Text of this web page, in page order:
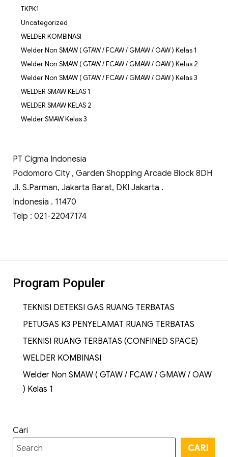
TKPK1
Uncategorized
WELDER KOMBINASI
Welder Non SMAW ( GTAW / FCAW / GMAW / OAW ) Kelas 1
Welder Non SMAW ( GTAW / FCAW / GMAW / OAW ) Kelas 2
Welder Non SMAW ( GTAW / FCAW / GMAW / OAW ) Kelas 3
WELDER SMAW KELAS 1
WELDER SMAW KELAS 2
Welder SMAW Kelas 3
PT Cigma Indonesia
Podomoro City , Garden Shopping Arcade Block 8DH
Jl. S.Parman, Jakarta Barat, DKI Jakarta .
Indonesia . 11470
Telp : 021-22047174
Program Populer
TEKNISI DETEKSI GAS RUANG TERBATAS
PETUGAS K3 PENYELAMAT RUANG TERBATAS
TEKNISI RUANG TERBATAS (CONFINED SPACE)
WELDER KOMBINASI
Welder Non SMAW ( GTAW / FCAW / GMAW / OAW
) Kelas 1
Cari
CARI